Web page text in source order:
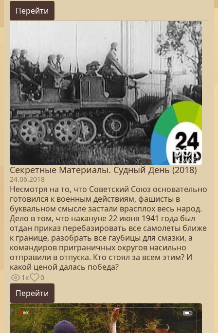
Перейти
Секретные Материалы. Судный День (2018)
24.06.2018
Несмотря на то, что Советский Союз основательно
готовился к военным действиям, фашисты в
буквальном смысле застали врасплох весь народ.
Дело в том, что накануне 22 июня 1941 года был
отдан приказ перебазировать все самолеты ближе
к границе, разобрать все гаубицы для смазки, а
командиров приграничных округов насильно
отправили в отпуска. Кто стоял за всем этим? И
какой ценой далась победа?
1к 0
Перейти